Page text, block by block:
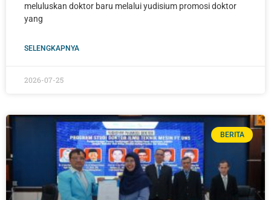
meluluskan doktor baru melalui yudisium promosi doktor
yang
SELENGKAPNYA
2026-07-25
BERITA